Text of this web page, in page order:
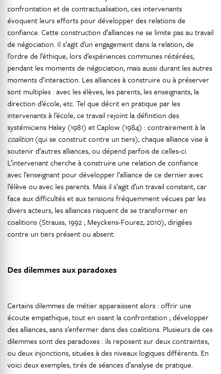
confrontation et de contractualisation, ces intervenants
évoquent leurs efforts pour développer des relations de
confiance. Cette construction d’alliances ne se limite pas au travail
de négociation. Il s’agit d’un engagement dans la relation, de
l’ordre de l’éthique, lors d’expériences communes réitérées,
pendant les moments de négociation, mais aussi durant les autres
moments d’interaction. Les alliances à construire ou à préserver
sont multiples : avec les élèves, les parents, les enseignants, la
direction d’école, etc. Tel que décrit en pratique par les
intervenants à l’école, ce travail rejoint la définition des
systémiciens Haley (1981) et Caplow (1984) : contrairement à la
coalition(qui se construit contre un tiers), chaque alliance vise à
soutenir d’autres alliances, ou dépend parfois de celles-ci.
L’intervenant cherche à construire une relation de confiance
avec l’enseignant pour développer l’alliance de ce dernier avec
l’élève ou avec les parents. Mais il s’agit d’un travail constant, car
face aux difficultés et aux tensions fréquemment vécues par les
divers acteurs, les alliances risquent de se transformer en
coalitions (Strauss, 1992 ; Meyckens-Fourez, 2010), dirigées
contre un tiers présent ou absent.
Des dilemmes aux paradoxes
Certains dilemmes de métier apparaissent alors : offrir une
écoute empathique, tout en osant la confrontation ; développer
des alliances, sans s’enfermer dans des coalitions. Plusieurs de ces
dilemmes sont des paradoxes : ils reposent sur deux contraintes,
ou deux injonctions, situées à des niveaux logiques différents. En
voici deux exemples, tirés de séances d’analyse de pratique.